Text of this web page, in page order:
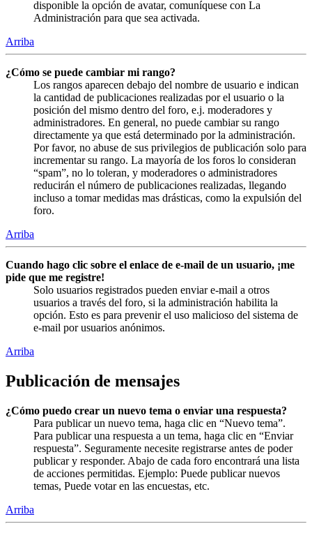
disponible la opción de avatar, comuníquese con La
Administración para que sea activada.
Arriba
¿Cómo se puede cambiar mi rango?
Los rangos aparecen debajo del nombre de usuario e indican
la cantidad de publicaciones realizadas por el usuario o la
posición del mismo dentro del foro, e.j. moderadores y
administradores. En general, no puede cambiar su rango
directamente ya que está determinado por la administración.
Por favor, no abuse de sus privilegios de publicación solo para
incrementar su rango. La mayoría de los foros lo consideran
“spam”, no lo toleran, y moderadores o administradores
reducirán el número de publicaciones realizadas, llegando
incluso a tomar medidas mas drásticas, como la expulsión del
foro.
Arriba
Cuando hago clic sobre el enlace de e-mail de un usuario, ¡me
pide que me registre!
Solo usuarios registrados pueden enviar e-mail a otros
usuarios a través del foro, si la administración habilita la
opción. Esto es para prevenir el uso malicioso del sistema de
e-mail por usuarios anónimos.
Arriba
Publicación de mensajes
¿Cómo puedo crear un nuevo tema o enviar una respuesta?
Para publicar un nuevo tema, haga clic en “Nuevo tema”.
Para publicar una respuesta a un tema, haga clic en “Enviar
respuesta”. Seguramente necesite registrarse antes de poder
publicar y responder. Abajo de cada foro encontrará una lista
de acciones permitidas. Ejemplo: Puede publicar nuevos
temas, Puede votar en las encuestas, etc.
Arriba